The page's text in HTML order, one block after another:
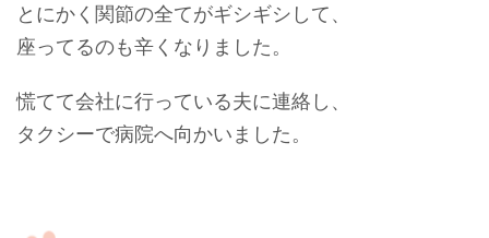
とにかく関節の全てがギシギシして、
座ってるのも辛くなりました。
慌てて会社に行っている夫に連絡し、
タクシーで病院へ向かいました。